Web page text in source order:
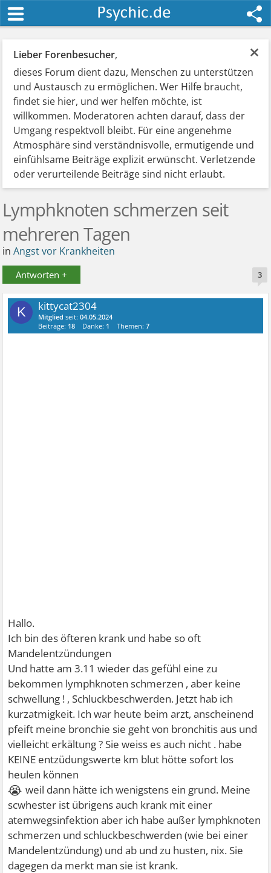
×
Lieber Forenbesucher,
dieses Forum dient dazu, Menschen zu unterstützen
und Austausch zu ermöglichen. Wer Hilfe braucht,
findet sie hier, und wer helfen möchte, ist
willkommen. Moderatoren achten darauf, dass der
Umgang respektvoll bleibt. Für eine angenehme
Atmosphäre sind verständnisvolle, ermutigende und
einfühlsame Beiträge explizit erwünscht. Verletzende
oder verurteilende Beiträge sind nicht erlaubt.
Lymphknoten schmerzen seit
mehreren Tagen
inAngst vor Krankheiten
Antworten + 3
K kittycat2304
Mitglied seit:04.05.2024
Beiträge: 18 Danke: 1 Themen:7
Hallo.
Ich bin des öfteren krank und habe so oft
Mandelentzündungen
Und hatte am 3.11 wieder das gefühl eine zu
bekommen lymphknoten schmerzen , aber keine
schwellung ! , Schluckbeschwerden. Jetzt hab ich
kurzatmigkeit. Ich war heute beim arzt, anscheinend
pfeift meine bronchie sie geht von bronchitis aus und
vielleicht erkältung ? Sie weiss es auch nicht . habe
KEINE entzüdungswerte km blut hötte sofort los
heulen können
😭 weil dann hätte ich wenigstens ein grund. Meine
scwhester ist übrigens auch krank mit einer
atemwegsinfektion aber ich habe außer lymphknoten
schmerzen und schluckbeschwerden (wie bei einer
Mandelentzündung) und ab und zu husten, nix. Sie
dagegen da merkt man sie ist krank.